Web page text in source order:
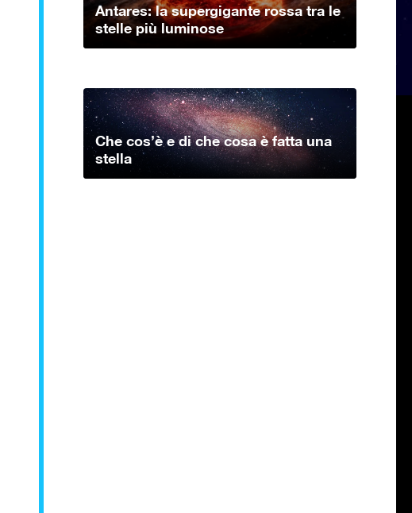
Antares: la supergigante rossa tra le
stelle più luminose
Che cos’è e di che cosa è fatta una
stella